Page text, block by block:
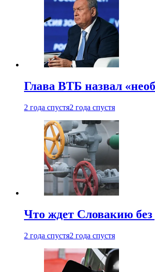
Глава ВТБ назвал
2 года спустя2 года спустя
Что ждет Словакию без
2 года спустя2 года спустя